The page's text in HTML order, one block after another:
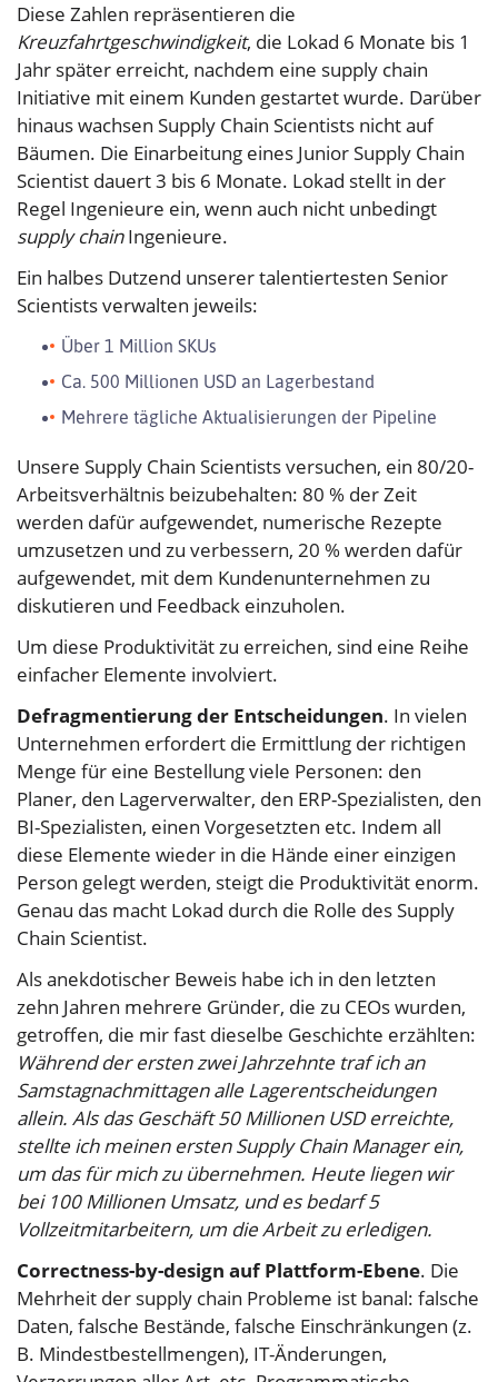
Diese Zahlen repräsentieren die
Kreuzfahrtgeschwindigkeit, die Lokad 6 Monate bis 1
Jahr später erreicht, nachdem eine supply chain
Initiative mit einem Kunden gestartet wurde. Darüber
hinaus wachsen Supply Chain Scientists nicht auf
Bäumen. Die Einarbeitung eines Junior Supply Chain
Scientist dauert 3 bis 6 Monate. Lokad stellt in der
Regel Ingenieure ein, wenn auch nicht unbedingt
supply chainIngenieure.
Ein halbes Dutzend unserer talentiertesten Senior
Scientists verwalten jeweils:
Über 1 Million SKUs
Ca. 500 Millionen USD an Lagerbestand
Mehrere tägliche Aktualisierungen der Pipeline
Unsere Supply Chain Scientists versuchen, ein 80/20-
Arbeitsverhältnis beizubehalten: 80 % der Zeit
werden dafür aufgewendet, numerische Rezepte
umzusetzen und zu verbessern, 20 % werden dafür
aufgewendet, mit dem Kundenunternehmen zu
diskutieren und Feedback einzuholen.
Um diese Produktivität zu erreichen, sind eine Reihe
einfacher Elemente involviert.
Defragmentierung der Entscheidungen. In vielen
Unternehmen erfordert die Ermittlung der richtigen
Menge für eine Bestellung viele Personen: den
Planer, den Lagerverwalter, den ERP-Spezialisten, den
BI-Spezialisten, einen Vorgesetzten etc. Indem all
diese Elemente wieder in die Hände einer einzigen
Person gelegt werden, steigt die Produktivität enorm.
Genau das macht Lokad durch die Rolle des Supply
Chain Scientist.
Als anekdotischer Beweis habe ich in den letzten
zehn Jahren mehrere Gründer, die zu CEOs wurden,
getroffen, die mir fast dieselbe Geschichte erzählten:
Während der ersten zwei Jahrzehnte traf ich an
Samstagnachmittagen alle Lagerentscheidungen
allein. Als das Geschäft 50 Millionen USD erreichte,
stellte ich meinen ersten Supply Chain Manager ein,
um das für mich zu übernehmen. Heute liegen wir
bei 100 Millionen Umsatz, und es bedarf 5
Vollzeitmitarbeitern, um die Arbeit zu erledigen.
Correctness-by-design auf Plattform-Ebene. Die
Mehrheit der supply chain Probleme ist banal: falsche
Daten, falsche Bestände, falsche Einschränkungen (z.
B. Mindestbestellmengen), IT-Änderungen,